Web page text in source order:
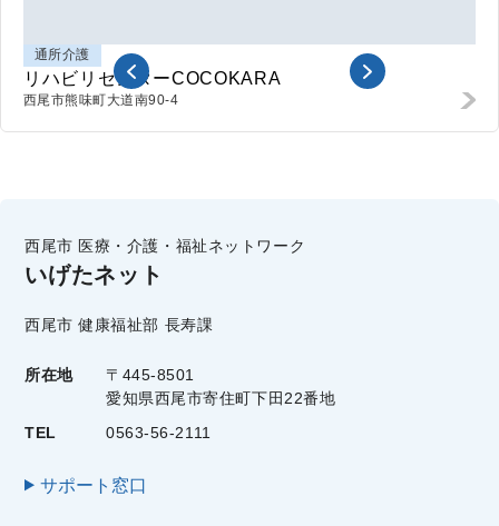
通所介護
リハビリセンターCOCOKARA
西尾市熊味町大道南90-4
西尾市 医療・介護・福祉ネットワーク
いげたネット
西尾市 健康福祉部 長寿課
所在地
〒445-8501
愛知県西尾市寄住町下田22番地
TEL
0563-56-2111
サポート窓口